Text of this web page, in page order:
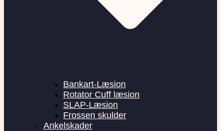
Bankart-Læsion
Rotator Cuff læsion
SLAP-Læsion
Frossen skulder
Ankelskader